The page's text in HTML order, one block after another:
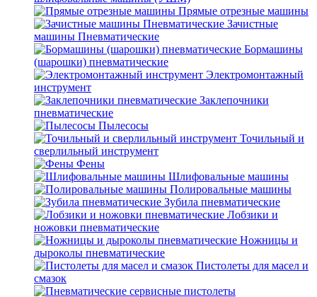
Прямые отрезные машины
Зачистные
машины Пневматические
Бормашины
(шарошки) пневматические
Электромонтажный
инструмент
Заклепочники
пневматические
Пылесосы
Точильный и
сверлильный инструмент
Фены
Шлифовальные машины
Полировальные машины
Зубила пневматические
Лобзики и
ножовки пневматические
Ножницы и
дыроколы пневматические
Пистолеты для масел и
смазок